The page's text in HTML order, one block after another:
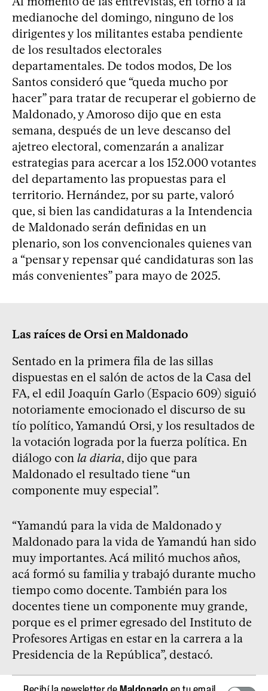
medianoche del domingo, ninguno de los
dirigentes y los militantes estaba pendiente
de los resultados electorales
departamentales. De todos modos, De los
Santos consideró que “queda mucho por
hacer” para tratar de recuperar el gobierno de
Maldonado, y Amoroso dijo que en esta
semana, después de un leve descanso del
ajetreo electoral, comenzarán a analizar
estrategias para acercar a los 152.000 votantes
del departamento las propuestas para el
territorio. Hernández, por su parte, valoró
que, si bien las candidaturas a la Intendencia
de Maldonado serán definidas en un
plenario, son los convencionales quienes van
a “pensar y repensar qué candidaturas son las
más convenientes” para mayo de 2025.
Las raíces de Orsi en Maldonado
Sentado en la primera fila de las sillas
dispuestas en el salón de actos de la Casa del
FA, el edil Joaquín Garlo (Espacio 609) siguió
notoriamente emocionado el discurso de su
tío político, Yamandú Orsi, y los resultados de
la votación lograda por la fuerza política. En
diálogo con la diaria, dijo que para
Maldonado el resultado tiene “un
componente muy especial”.
“Yamandú para la vida de Maldonado y
Maldonado para la vida de Yamandú han sido
muy importantes. Acá militó muchos años,
acá formó su familia y trabajó durante mucho
tiempo como docente. También para los
docentes tiene un componente muy grande,
porque es el primer egresado del Instituto de
Profesores Artigas en estar en la carrera a la
Presidencia de la República”, destacó.